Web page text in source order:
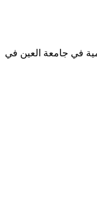
في جامعة العين في